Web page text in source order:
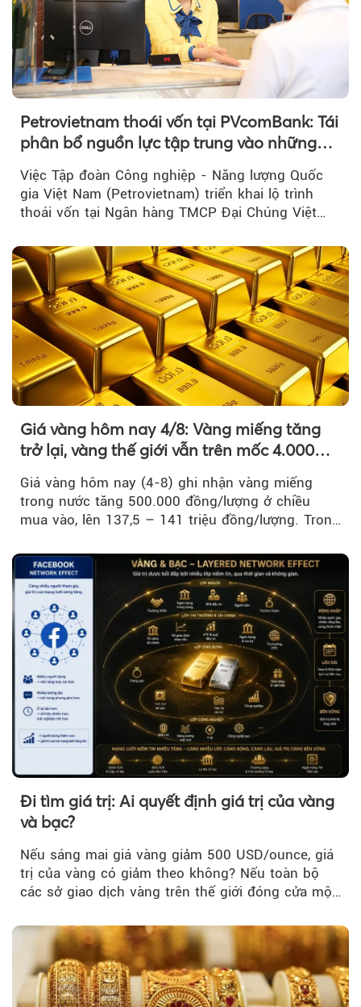
Petrovietnam thoái vốn tại PVcomBank: Tái
phân bổ nguồn lực tập trung vào những
Việc Tập đoàn Công nghiệp - Năng lượng Quốc
gia Việt Nam (Petrovietnam) triển khai lộ trình
thoái vốn tại Ngân hàng TMCP Đại Chúng Việt
Giá vàng hôm nay 4/8: Vàng miếng tăng
trở lại, vàng thế giới vẫn trên mốc 4.000
Giá vàng hôm nay (4-8) ghi nhận vàng miếng
trong nước tăng 500.000 đồng/lượng ở chiều
mua vào, lên 137,5 – 141 triệu đồng/lượng. Trong
trì trên ngưỡng 4.000 USD/ounce.
Đi tìm giá trị: Ai quyết định giá trị của vàng
và bạc?
Nếu sáng mai giá vàng giảm 500 USD/ounce, giá
trị của vàng có giảm theo không? Nếu toàn bộ
các sở giao dịch vàng trên thế giới đóng cửa một